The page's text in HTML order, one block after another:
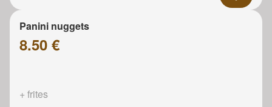
Panini nuggets
8.50 €
+ frites